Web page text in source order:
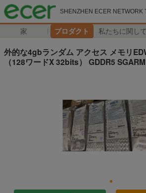
SHENZHEN ECER NETWORK
家 プロダクト 私たちに関し
外的な4gbランダム アクセス メモリ
（128ワードX 32bits） GDDR5 SGARM